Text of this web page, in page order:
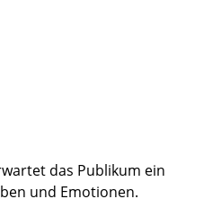
das Publikum ein
und Emotionen.